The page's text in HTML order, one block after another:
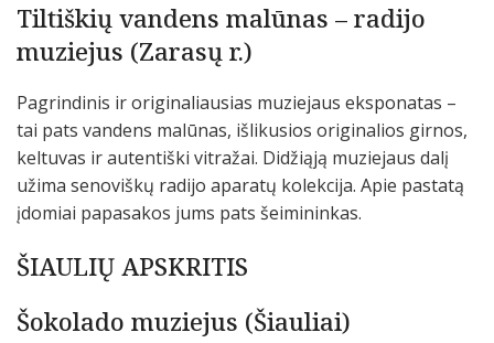
Tiltiškių vandens malūnas – radijo
muziejus (Zarasų r.)
Pagrindinis ir originaliausias muziejaus eksponatas –
tai pats vandens malūnas, išlikusios originalios girnos,
keltuvas ir autentiški vitražai. Didžiąją muziejaus dalį
užima senoviškų radijo aparatų kolekcija. Apie pastatą
įdomiai papasakos jums pats šeimininkas.
ŠIAULIŲ APSKRITIS
Šokolado muziejus (Šiauliai)